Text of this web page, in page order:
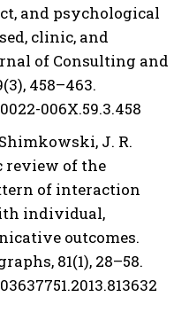
and psychological
clinic, and
of Consulting and
458–463.
006X.59.3.458
Shimkowski, J. R.
review of the
of interaction
individual,
outcomes.
81(1), 28–58.